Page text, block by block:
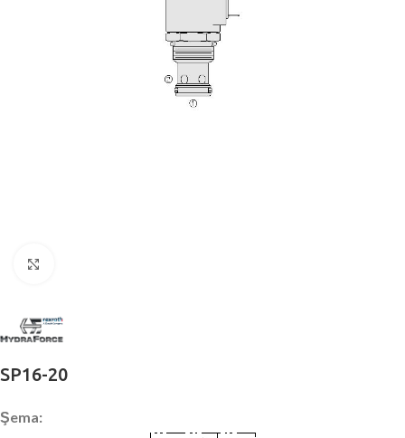
SP16-20
Şema: